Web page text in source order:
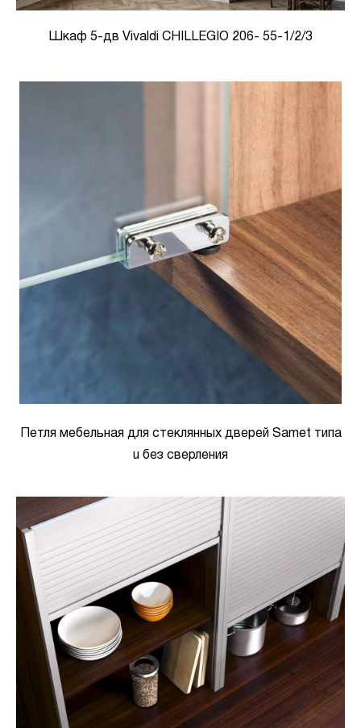
Шкаф 5-дв Vivaldi CHILLEGIO 206- 55-1/2/3
Петля мебельная для стеклянных дверей Samet типа
u без сверления